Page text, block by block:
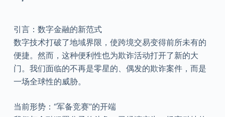
引言：数字金融的新范式
数字技术打破了地域界限，使跨境交易变得前所未有的
便捷。然而，这种便利性也为欺诈活动打开了新的大
门。我们面临的不再是零星的、偶发的欺诈案件，而是
一场全球性的威胁。
当前形势：“军备竞赛”的开端